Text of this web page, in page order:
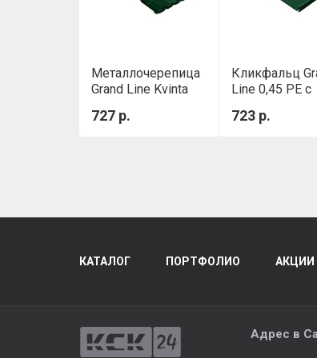
Металлочерепица
Grand Line Kvinta
6005 Зелёный мох
727 р.
Кликфальц
Line 0,45 PE с
RAL 6005
723 р.
КАТАЛОГ ПОРТФОЛИО АКЦИИ
Адрес в